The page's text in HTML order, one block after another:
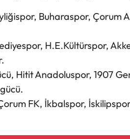
Buharaspor, Çorum
H.E.Kültürspor,
Hitit Anadoluspor, 1907
FK, İkbalspor,